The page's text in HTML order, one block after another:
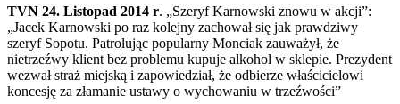
TVN 24. Listopad 2014 r. „Szeryf Karnowski znowu w akcji”:
„Jacek Karnowski po raz kolejny zachował się jak prawdziwy
szeryf Sopotu. Patrolując popularny Monciak zauważył, że
nietrzeźwy klient bez problemu kupuje alkohol w sklepie. Prezydent
wezwał straż miejską i zapowiedział, że odbierze właścicielowi
koncesję za złamanie ustawy o wychowaniu w trzeźwości”